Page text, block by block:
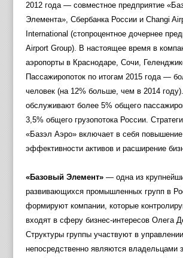
2012 года — совместное предприятие
Элемента», Сбербанка России и Changi
International (стопроцентное дочернее
Airport Group). В настоящее время в
аэропорты в Краснодаре, Сочи,
Пассажиропоток по итогам 2015 года —
человек (на 12% больше, чем в 2014
обслуживают более 5% общего
3,5% общего грузопотока России.
«Базэл Аэро» включает в себя повышение
эффективности активов и расширение
«Базовый Элемент»— одна из
развивающихся промышленных групп в
формируют компании, которые
входят в сферу бизнес-интересов Олега
Структуры группы участвуют в
непосредственно являются владельцами